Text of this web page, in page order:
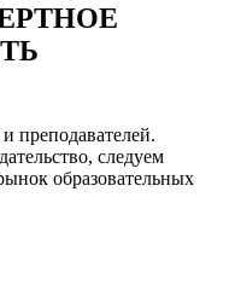
преподавателей.
следуем
образовательных